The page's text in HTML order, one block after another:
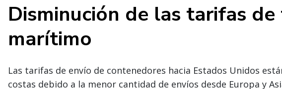
Disminución de las tarifas
marítimo
Las tarifas de envío de contenedores hacia Estados Unidos
costas debido a la menor cantidad de envíos desde Europa y